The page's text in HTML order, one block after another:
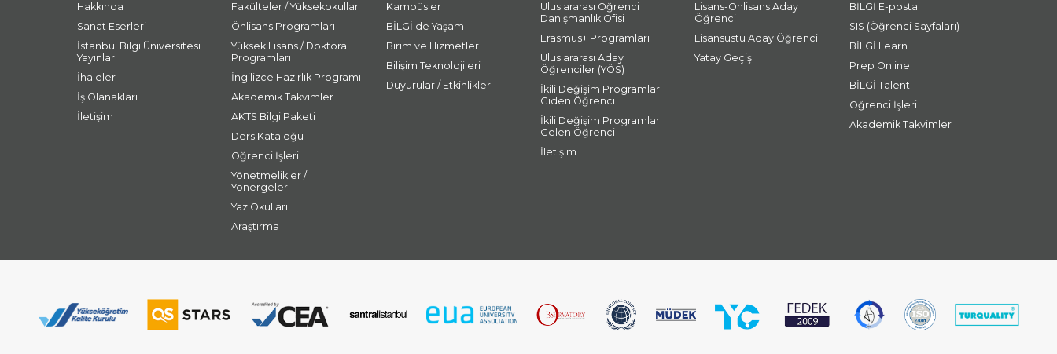
Hakkında
Sanat Eserleri
İstanbul Bilgi Üniversitesi
Yayınları
İhaleler
İş Olanakları
İletişim
Fakülteler / Yüksekokullar
Önlisans Programları
Yüksek Lisans / Doktora
Programları
İngilizce Hazırlık Programı
Akademik Takvimler
AKTS Bilgi Paketi
Ders Kataloğu
Öğrenci İşleri
Yönetmelikler /
Yönergeler
Yaz Okulları
Araştırma
Kampüsler
BİLGİ'de Yaşam
Birim ve Hizmetler
Bilişim Teknolojileri
Duyurular / Etkinlikler
Uluslararası Öğrenci
Danışmanlık Ofisi
Erasmus+ Programları
Uluslararası Aday
Öğrenciler (YÖS)
İkili Değişim Programları
Giden Öğrenci
İkili Değişim Programları
Gelen Öğrenci
İletişim
Lisans-Önlisans Aday
Öğrenci
Lisansüstü Aday Öğrenci
Yatay Geçiş
BİLGİ E-posta
SIS (Öğrenci Sayfaları)
BİLGİ Learn
Prep Online
BİLGİ Talent
Öğrenci İşleri
Akademik Takvimler